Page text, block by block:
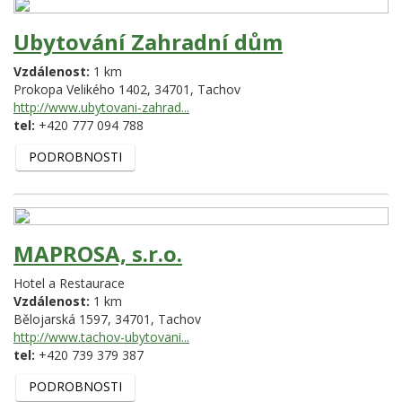
Ubytování Zahradní dům
Vzdálenost: 1 km
Prokopa Velikého 1402, 34701, Tachov
http://www.ubytovani-zahrad...
tel: +420 777 094 788
PODROBNOSTI
MAPROSA, s.r.o.
Hotel a Restaurace
Vzdálenost: 1 km
Bělojarská 1597, 34701, Tachov
http://www.tachov-ubytovani...
tel: +420 739 379 387
PODROBNOSTI